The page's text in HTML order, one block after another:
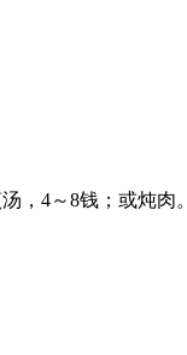
，4～8钱；或炖肉。